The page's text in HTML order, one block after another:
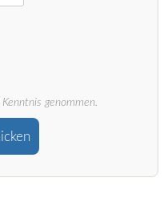
genommen.